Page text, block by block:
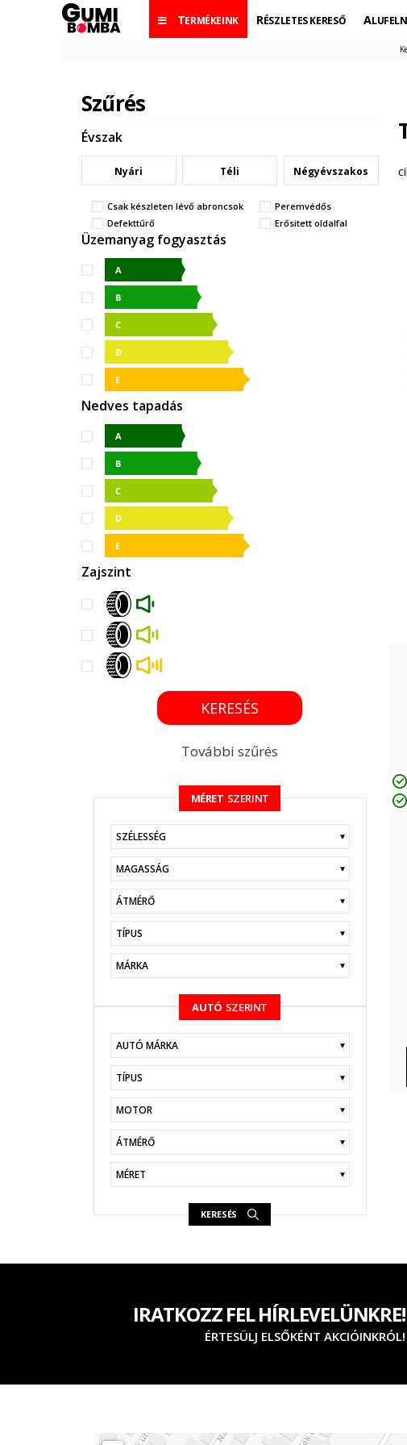
TERMÉKEINK RÉSZLETES KERESŐ
Szűrés
Évszak
Nyári Téli Négyévszakos
Csak készleten lévő abroncsok
Peremvédős
Defekttűrő
Erősitett oldalfal
Üzemanyag fogyasztás
Nedves tapadás
Zajszint
KERESÉS
További szűrés
MÉRET SZERINT
KERESÉS
AUTÓ SZERINT
KERESÉS
IRATKOZZ FEL HÍRLEVELÜNKRE!
ÉRTESÜLJ ELSŐKÉNT AKCIÓINKRÓL!